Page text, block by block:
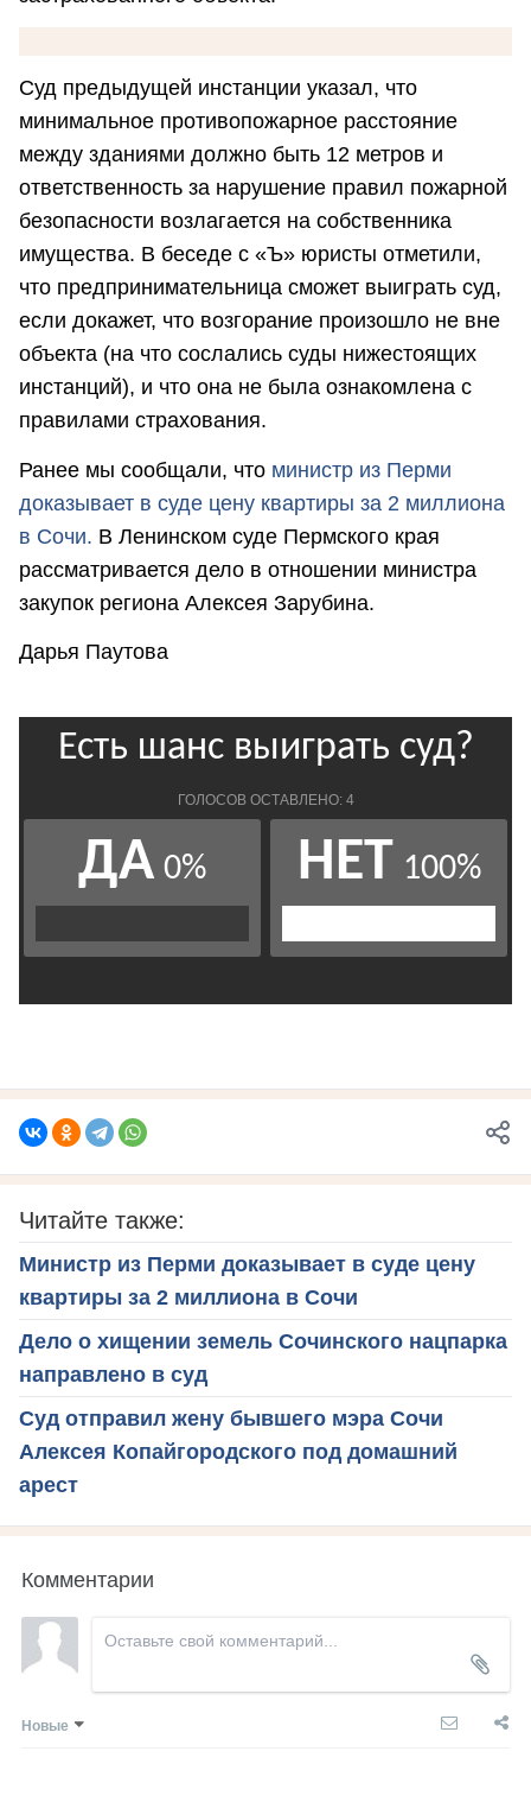
Суд предыдущей инстанции указал, что
минимальное противопожарное расстояние
между зданиями должно быть 12 метров и
ответственность за нарушение правил пожарной
безопасности возлагается на собственника
имущества. В беседе с «Ъ» юристы отметили,
что предпринимательница сможет выиграть суд,
если докажет, что возгорание произошло не вне
объекта (на что сослались суды нижестоящих
инстанций), и что она не была ознакомлена с
правилами страхования.
Ранее мы сообщали, что министр из Перми
доказывает в суде цену квартиры за 2 миллиона
в Сочи. В Ленинском суде Пермского края
рассматривается дело в отношении министра
закупок региона Алексея Зарубина.
Дарья Паутова
Читайте также:
Министр из Перми доказывает в суде цену
квартиры за 2 миллиона в Сочи
Дело о хищении земель Сочинского нацпарка
направлено в суд
Суд отправил жену бывшего мэра Сочи
Алексея Копайгородского под домашний
арест
Комментарии
Новые